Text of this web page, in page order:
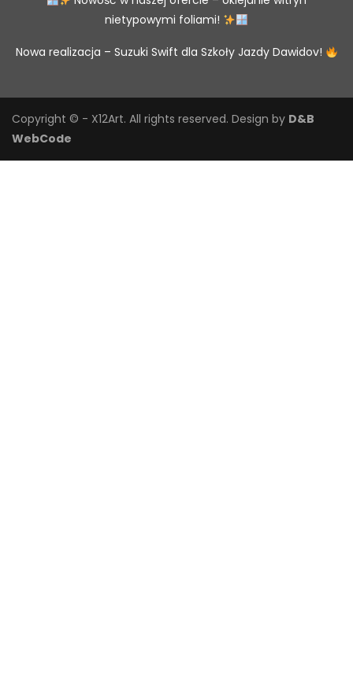
nietypowymi foliami!
Nowa realizacja – Suzuki Swift dla Szkoły Jazdy Dawidov!
Copyright © - X12Art. All rights reserved. Design by D&B
WebCode